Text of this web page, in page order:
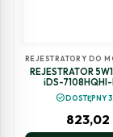
REJESTRATORY DO
REJESTRATOR
iDS-7108HQHI-
check_circleDOSTĘPNY
823,02